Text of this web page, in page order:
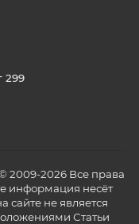
299
2009-2026 Все права
информация несёт
не является
Статьи